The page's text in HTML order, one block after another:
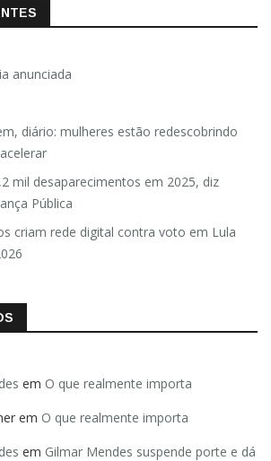
anunciada
diário: mulheres estão redescobrindo
mil desaparecimentos em 2025, diz
Pública
criam rede digital contra voto em Lula
em O que realmente importa
em O que realmente importa
em Gilmar Mendes suspende porte e dá